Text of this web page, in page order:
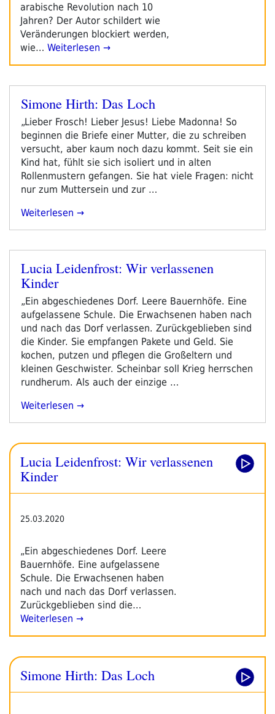
arabische Revolution nach 10
Jahren? Der Autor schildert wie
Veränderungen blockiert werden,
wie… Weiterlesen →
Veröffentlicht
Simone Hirth: Das Loch
„Lieber Frosch! Lieber Jesus! Liebe Madonna! So
beginnen die Briefe einer Mutter, die zu schreiben
versucht, aber kaum noch dazu kommt. Seit sie ein
Kind hat, fühlt sie sich isoliert und in alten
Rollenmustern gefangen. Sie hat viele Fragen: nicht
nur zum Muttersein und zur …
„Simone
Loch“
Weiterlesen
Veröffentlicht
am
Lucia Leidenfrost: Wir verlassenen
Kinder
„Ein abgeschiedenes Dorf. Leere Bauernhöfe. Eine
aufgelassene Schule. Die Erwachsenen haben nach
und nach das Dorf verlassen. Zurückgeblieben sind
die Kinder. Sie empfangen Pakete und Geld. Sie
kochen, putzen und pflegen die Großeltern und
kleinen Geschwister. Scheinbar soll Krieg herrschen
rundherum. Als auch der einzige …
„Lucia
Verlassenen
Kinder“
Weiterlesen
Lucia Leidenfrost: Wir verlassenen
Kinder
25.03.2020
„Ein abgeschiedenes Dorf. Leere
Bauernhöfe. Eine aufgelassene
Schule. Die Erwachsenen haben
nach und nach das Dorf verlassen.
Zurückgeblieben sind die…
Weiterlesen →
Simone Hirth: Das Loch